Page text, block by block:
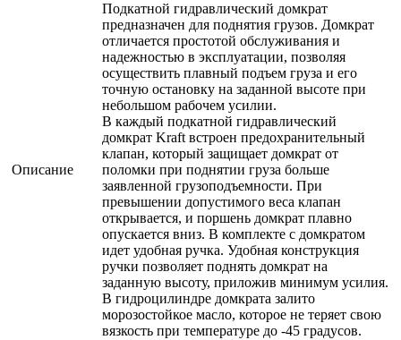
Описание
Подкатной гидравлический домкрат
предназначен для поднятия грузов. Домкрат
отличается простотой обслуживания и
надежностью в эксплуатации, позволяя
осуществить плавный подъем груза и его
точную остановку на заданной высоте при
небольшом рабочем усилии.
В каждый подкатной гидравлический
домкрат Kraft встроен предохранительный
клапан, который защищает домкрат от
поломки при поднятии груза больше
заявленной грузоподъемности. При
превышении допустимого веса клапан
открывается, и поршень домкрат плавно
опускается вниз. В комплекте с домкратом
идет удобная ручка. Удобная конструкция
ручки позволяет поднять домкрат на
заданную высоту, приложив минимум усилия.
В гидроцилиндре домкрата залито
морозостойкое масло, которое не теряет свою
вязкость при температуре до -45 градусов.